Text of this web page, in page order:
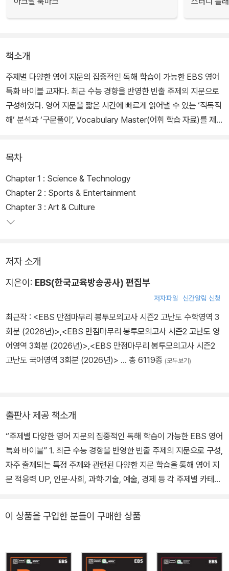
책소개
주제별 다양한 영어 지문의 집중적인 독해 학습이 가능한 EBS 영어
특화 바이블 교재다. 최근 수능 경향을 반영한 빈출 주제의 지문으로
구성하였다. 영어 지문을 짧은 시간에 빠르게 읽어낼 수 있는 ‘직독직
해’ 분석과 ‘구문풀이’, Vocabulary Master(어휘 학습 자료)를 제공
목차
Chapter 1 : Science & Technology
Chapter 2 : Sports & Entertainment
Chapter 3 : Art & Culture
저자 소개
지은이: EBS(한국교육방송공사) 편집부
저자파일 신간알림 신청
최근작 : <EBS 만점마무리 봉투모의고사 시즌2 고난도 수학영역 3
회분 (2026년)>,<EBS 만점마무리 봉투모의고사 시즌2 고난도 영
어영역 3회분 (2026년)>,<EBS 만점마무리 봉투모의고사 시즌2
고난도 국어영역 3회분 (2026년)> … 총 6119종 (모두보기)
출판사 제공 책소개
“주제별 다양한 영어 지문의 집중적인 독해 학습이 가능한 EBS 영어
특화 바이블” 1. 최근 수능 경향을 반영한 빈출 주제의 지문으로 구성,
자주 출제되는 특정 주제와 관련된 다양한 지문 학습을 통해 영어 지
문 적응력 UP, 인문·사회, 과학·기술, 예술, 경제 등 각 주제별 카테고
(어휘 학습 자료) 제공 3. ‘주제별 영어 지문 독해 연습’+ ‘주제 빈출
석 3조 영어 학습 이런 학생들에게 추천합니다! ✓ 독해에 기본부터
탄탄하게 입문하고 싶은 학생 ✓ 흥미로운 주제의 글을 다양하게 읽
이 상품을 구입한 분들이 구매한 상품